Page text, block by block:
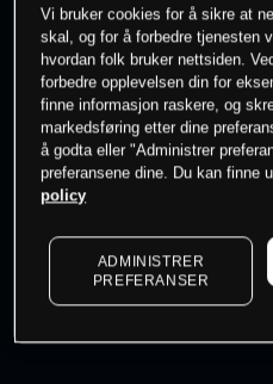
-
7 dager
-
Søk
Vi bruker cookies for å sikre at
skal, og for å forbedre tjenesten
hvordan folk bruker nettsiden.
forbedre opplevelsen din for
finne informasjon raskere, og
markedsføring etter dine
å godta eller "Administrer
preferansene dine. Du kan finne
policy
ADMINISTRER
PREFERANSER